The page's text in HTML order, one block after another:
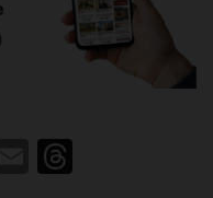
Telegram
Email